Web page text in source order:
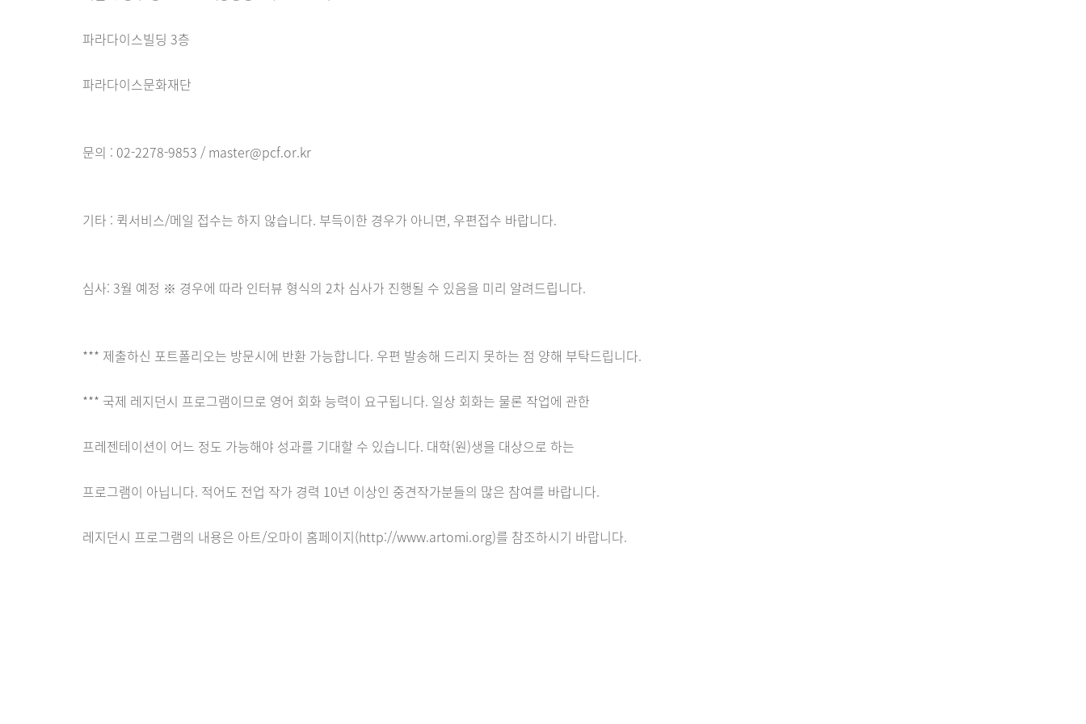
파라다이스빌딩 3층
파라다이스문화재단
문의 : 02-2278-9853 / master@pcf.or.kr
기타 : 퀵서비스/메일 접수는 하지 않습니다. 부득이한 경우가 아니면, 우편접수 바랍니다.
심사: 3월 예정 ※ 경우에 따라 인터뷰 형식의 2차 심사가 진행될 수 있음을 미리 알려드립니다.
*** 제출하신 포트폴리오는 방문시에 반환 가능합니다. 우편 발송해 드리지 못하는 점 양해 부탁드립니다.
*** 국제 레지던시 프로그램이므로 영어 회화 능력이 요구됩니다. 일상 회화는 물론 작업에 관한
프레젠테이션이 어느 정도 가능해야 성과를 기대할 수 있습니다. 대학(원)생을 대상으로 하는
프로그램이 아닙니다. 적어도 전업 작가 경력 10년 이상인 중견작가분들의 많은 참여를 바랍니다.
레지던시 프로그램의 내용은 아트/오마이 홈페이지(http://www.artomi.org)를 참조하시기 바랍니다.